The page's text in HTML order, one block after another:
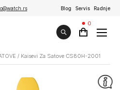
Blog Servis Radnje
0
/ Kaisevi Za Satove CS80H-2001